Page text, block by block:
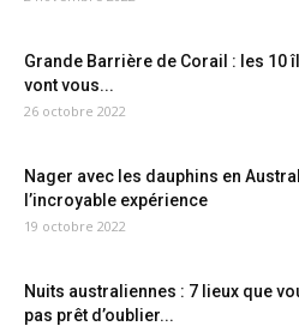
Grande Barrière de Corail : les 10
vont vous...
26 octobre 2022
Nager avec les dauphins en
l’incroyable expérience
19 octobre 2022
Nuits australiennes : 7 lieux que
pas prêt d’oublier...